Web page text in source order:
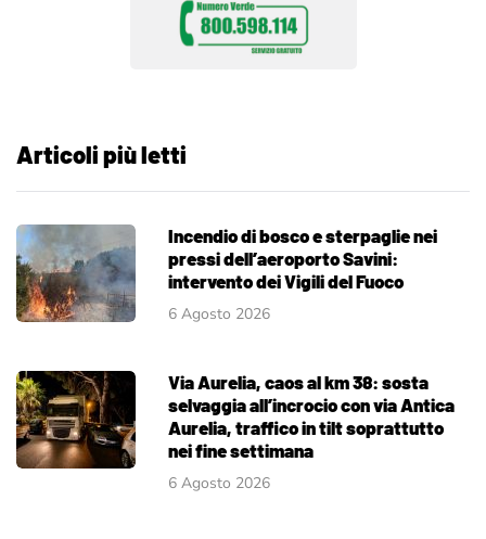
Articoli più letti
Incendio di bosco e sterpaglie nei
pressi dell’aeroporto Savini:
intervento dei Vigili del Fuoco
6 Agosto 2026
Via Aurelia, caos al km 38: sosta
selvaggia all’incrocio con via Antica
Aurelia, traffico in tilt soprattutto
nei fine settimana
6 Agosto 2026